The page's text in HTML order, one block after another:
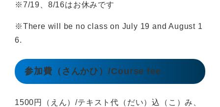
※7/19、8/16はお休みです
※There will be no class on July 19 and August 1
6.
参加費（さんかひ）/Course fee
1500円（えん）/テキスト代（だい）込（こ）み、